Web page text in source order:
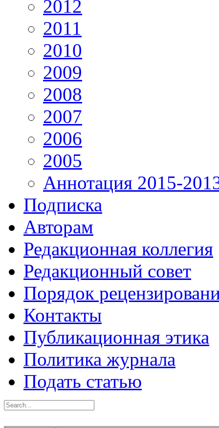
2012
2011
2010
2009
2008
2007
2006
2005
Аннотация 2015-
Подписка
Авторам
Редакционная коллегия
Редакционный совет
Порядок
Контакты
Публикационная этика
Политика журнала
Подать статью